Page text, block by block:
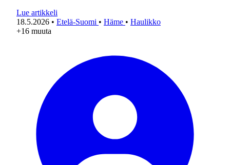
Lue artikkeli
18.5.2026 • Etelä-Suomi • Häme • Haulikko
+16 muuta